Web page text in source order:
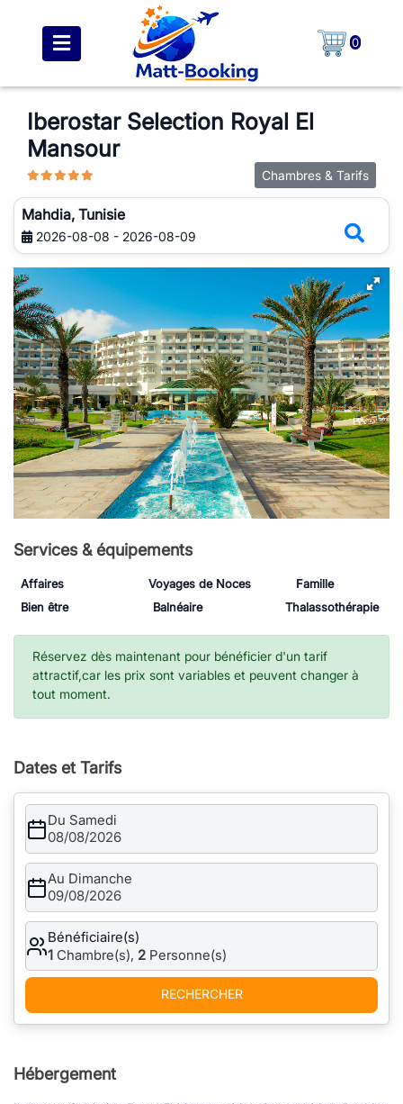
0
Iberostar Selection Royal El
Mansour
Chambres & Tarifs
Mahdia, Tunisie
2026-08-08 - 2026-08-09
Services & équipements
Affaires Voyages de Noces
Famille
Bien être
Balnéaire Thalassothérapie
Réservez dès maintenant pour bénéficier d'un tarif
attractif,car les prix sont variables et peuvent changer à
tout moment.
Dates et Tarifs
Du Samedi
08/08/2026
Au Dimanche
09/08/2026
Bénéficiaire(s)
1 Chambre(s), 2 Personne(s)
RECHERCHER
Hébergement